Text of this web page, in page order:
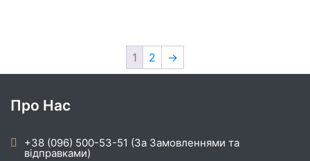
1 2 →
Про Нас
+38 (096) 500-53-51 (За Замовленнями та
відправками)